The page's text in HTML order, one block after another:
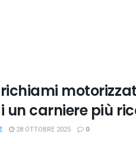
un carniere più
28 OTTOBRE 2025 0